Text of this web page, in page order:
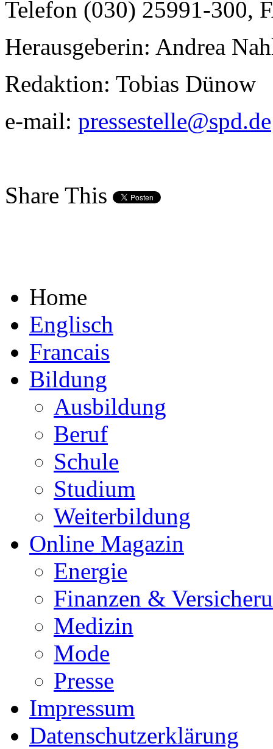
Telefon (030) 25991-300,
Herausgeberin: Andrea
Redaktion: Tobias Dünow
e-mail: pressestelle@spd.de
Share This
Home
Englisch
Francais
Bildung
Ausbildung
Beruf
Schule
Studium
Weiterbildung
Online Magazin
Energie
Finanzen &
Medizin
Mode
Presse
Impressum
Datenschutzerklärung